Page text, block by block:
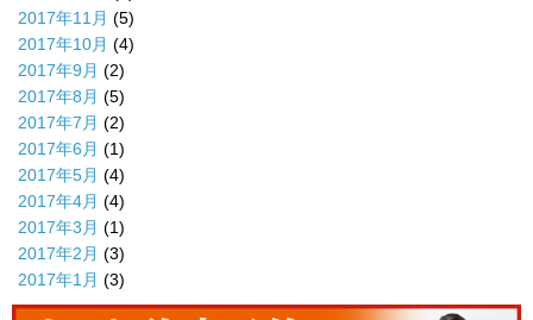
2017年11月 (5)
2017年10月 (4)
2017年9月 (2)
2017年8月 (5)
2017年7月 (2)
2017年6月 (1)
2017年5月 (4)
2017年4月 (4)
2017年3月 (1)
2017年2月 (3)
2017年1月 (3)